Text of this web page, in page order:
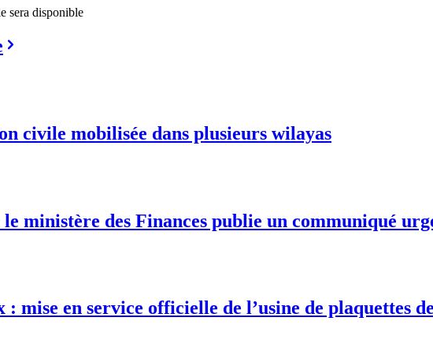
sera disponible
civile mobilisée dans plusieurs wilayas
ministère des Finances publie un communiqué
mise en service officielle de l’usine de plaquettes